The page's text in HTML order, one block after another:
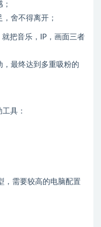
舍不得离开；
把音乐，IP，画面三者
最终达到多重吸粉的
具：
，需要较高的电脑配置